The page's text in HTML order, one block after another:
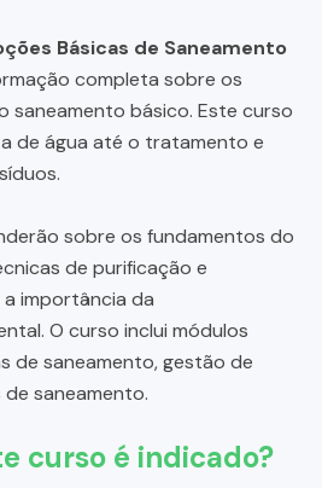
Básicas de Saneamento
completa sobre os
saneamento básico. Este curso
de água até o tratamento e
sobre os fundamentos do
de purificação e
importância da
O curso inclui módulos
de saneamento, gestão de
saneamento.
curso é indicado?